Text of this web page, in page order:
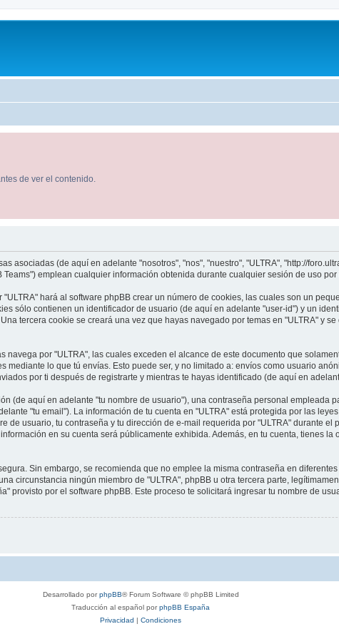
de ver el contenido.
asociadas (de aquí en adelante "nosotros", "nos", "nuestro", "ULTRA", "http://
emplean cualquier información obtenida durante cualquier sesión de uso
hará al software phpBB crear un número de cookies, las cuales son un
sólo contienen un identificador de usuario (de aquí en adelante "user-id") y un
tercera cookie se creará una vez que hayas navegado por temas en "ULTRA" y
por "ULTRA", las cuales exceden el alcance de este documento que
lo que tú envías. Esto puede ser, y no limitado a: envíos como usuario
por ti después de registrarte y mientras te hayas identificado (de aquí en
(de aquí en adelante "tu nombre de usuario"), una contraseña personal empleada
"tu email"). La información de tu cuenta en "ULTRA" está protegida por las
de usuario, tu contraseña y tu dirección de e-mail requerida por "ULTRA" durante
en su cuenta será públicamente exhibida. Además, en tu cuenta, tienes
Sin embargo, se recomienda que no emplee la misma contraseña en
circunstancia ningún miembro de "ULTRA", phpBB u otra tercera parte,
provisto por el software phpBB. Este proceso te solicitará ingresar tu nombre de
Desarrollado porphpBB® Forum Software © phpBB Limited
Traducción al español porphpBB España
Privacidad | Condiciones